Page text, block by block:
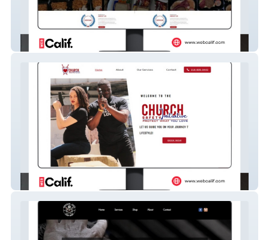
The Rowe Solution
Thomas CCW & Protect